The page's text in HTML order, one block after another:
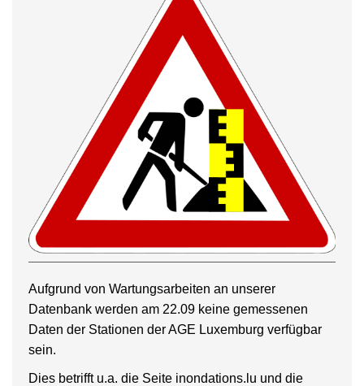
Aufgrund von Wartungsarbeiten an unserer
Datenbank werden am 22.09 keine gemessenen
Daten der Stationen der AGE Luxemburg verfügbar
sein.
Dies betrifft u.a. die Seite inondations.lu und die